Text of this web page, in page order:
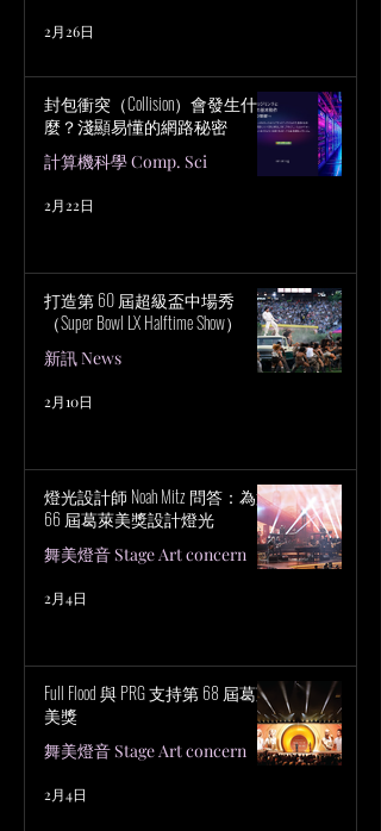
2月26日
封包衝突（Collision）會發生什
麼？淺顯易懂的網路秘密
計算機科學 Comp. Sci
2月22日
打造第 60 屆超級盃中場秀
（Super Bowl LX Halftime Show）
新訊 News
2月10日
燈光設計師 Noah Mitz 問答：為第
66 屆葛萊美獎設計燈光
舞美燈音 Stage Art concern
2月4日
Full Flood 與 PRG 支持第 68 屆葛萊
美獎
舞美燈音 Stage Art concern
2月4日